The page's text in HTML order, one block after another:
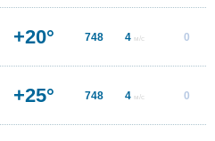
+20° 748 4 м/с 0
+25° 748 4 м/с 0